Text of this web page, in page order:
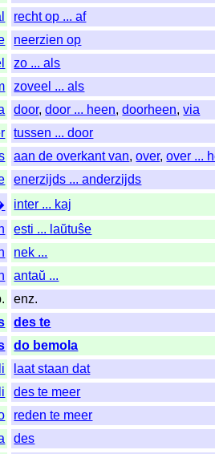
recht op ... af
neerzien op
zo ... als
zoveel ... als
door,door ... heen,doorheen,via
tussen ... door
aan de overkant van,over,over ...
enerzijds ... anderzijds
inter ... kaj
esti ... laŭtuŝe
nek ...
antaŭ ...
enz.
des te
do bemola
laat staan dat
des te meer
reden te meer
des